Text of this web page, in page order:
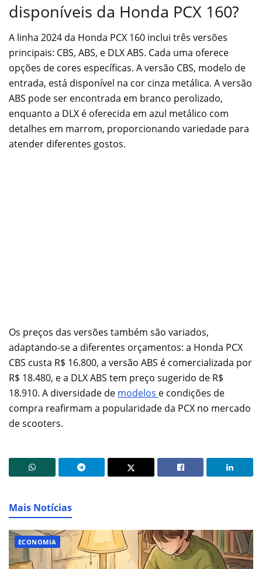
disponíveis da Honda PCX 160?
A linha 2024 da Honda PCX 160 inclui três versões
principais: CBS, ABS, e DLX ABS. Cada uma oferece
opções de cores específicas. A versão CBS, modelo de
entrada, está disponível na cor cinza metálica. A versão
ABS pode ser encontrada em branco perolizado,
enquanto a DLX é oferecida em azul metálico com
detalhes em marrom, proporcionando variedade para
atender diferentes gostos.
Os preços das versões também são variados,
adaptando-se a diferentes orçamentos: a Honda PCX
CBS custa R$ 16.800, a versão ABS é comercializada por
R$ 18.480, e a DLX ABS tem preço sugerido de R$
18.910. A diversidade de modelos e condições de
compra reafirmam a popularidade da PCX no mercado
de scooters.
Mais Notícias
ECONOMIA